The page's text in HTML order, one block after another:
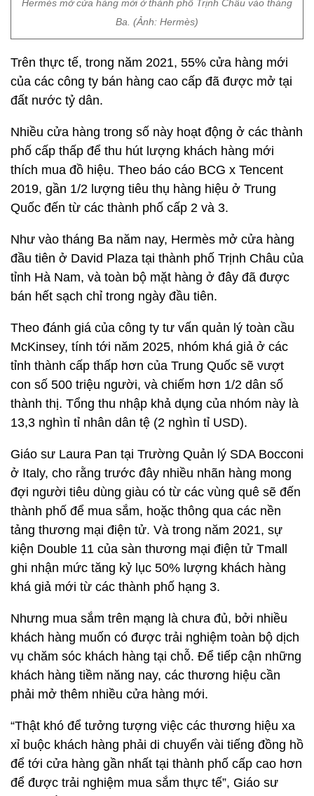
đất nước tỷ dân.
Nhiều cửa hàng trong số này hoạt động ở các thành
phố cấp thấp để thu hút lượng khách hàng mới
thích mua đồ hiệu. Theo báo cáo BCG x Tencent
2019, gần 1/2 lượng tiêu thụ hàng hiệu ở Trung
Như vào tháng Ba năm nay, Hermès mở cửa hàng
đầu tiên ở David Plaza tại thành phố Trịnh Châu của
tỉnh Hà Nam, và toàn bộ mặt hàng ở đây đã được
bán hết sạch chỉ trong ngày đầu tiên.
Theo đánh giá của công ty tư vấn quản lý toàn cầu
McKinsey, tính tới năm 2025, nhóm khá giả ở các
tỉnh thành cấp thấp hơn của Trung Quốc sẽ vượt
con số 500 triệu người, và chiếm hơn 1/2 dân số
13,3 nghìn tỉ nhân dân tệ (2 nghìn tỉ USD).
Giáo sư Laura Pan tại Trường Quản lý SDA Bocconi
ở Italy, cho rằng trước đây nhiều nhãn hàng mong
đợi người tiêu dùng giàu có từ các vùng quê sẽ đến
thành phố để mua sắm, hoặc thông qua các nền
kiện Double 11 của sàn thương mại điện tử Tmall
ghi nhận mức tăng kỷ lục 50% lượng khách hàng
khá giả mới từ các thành phố hạng 3.
Nhưng mua sắm trên mạng là chưa đủ, bởi nhiều
khách hàng muốn có được trải nghiệm toàn bộ dịch
vụ chăm sóc khách hàng tại chỗ. Để tiếp cận những
khách hàng tiềm năng nay, các thương hiệu cần
“Thật khó để tưởng tượng việc các thương hiệu xa
xỉ buộc khách hàng phải di chuyển vài tiếng đồng hồ
để tới cửa hàng gần nhất tại thành phố cấp cao hơn
để được trải nghiệm mua sắm thực tế”, Giáo sư